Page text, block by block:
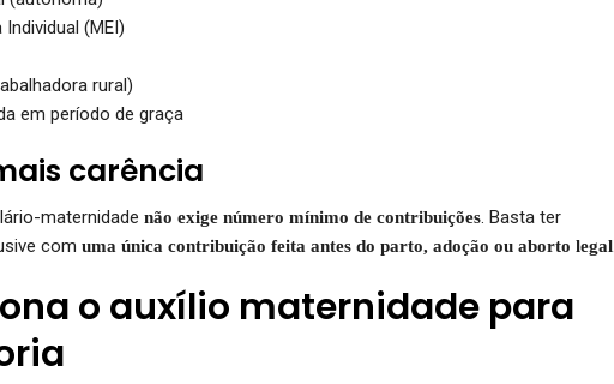
(MEI)
rural)
em período de graça
carência
maternidade não exige número mínimo de contribuições . Basta ter
com uma única contribuição feita antes do parto, adoção ou aborto legal
o auxílio maternidade para